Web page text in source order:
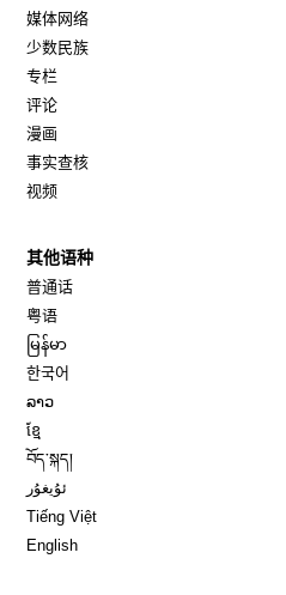
媒体网络
少数民族
专栏
评论
漫画
事实查核
视频
其他语种
普通话
粤语
မြန်မာ
한국어
ລາວ
ខ្មែ
བོད་སྐད།
ئۇيغۇر
Tiếng Việt
English